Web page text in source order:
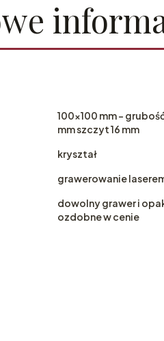
100x100 mm -
mm szczyt 16 mm
kryształ
grawerowanie
dowolny grawer i
ozdobne w cenie